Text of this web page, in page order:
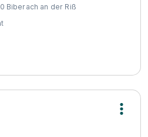
Biberach an der Riß